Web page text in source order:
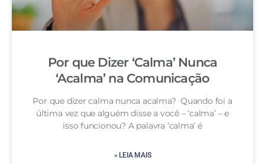
Por que Dizer ‘Calma’ Nunca
‘Acalma’ na Comunicação
Por que dizer calma nunca acalma? Quando foi a
última vez que alguém disse a você – ‘calma’ – e
isso funcionou? A palavra ‘calma’ é
» LEIA MAIS